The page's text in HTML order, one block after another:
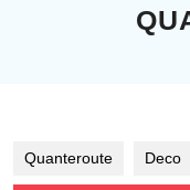
Quanteroute Deco